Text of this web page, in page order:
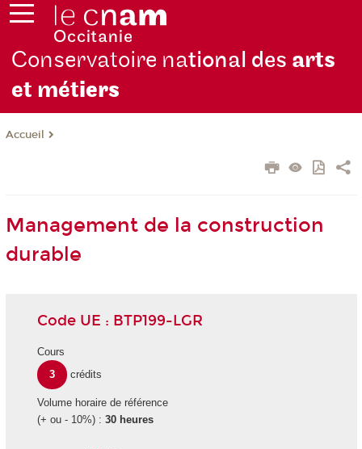
Conservatoire national des arts
et métiers
Accueil
Management de la construction
durable
Code UE : BTP199-LGR
Cours
3
crédits
Volume horaire de référence
(+ ou - 10%) : 30 heures